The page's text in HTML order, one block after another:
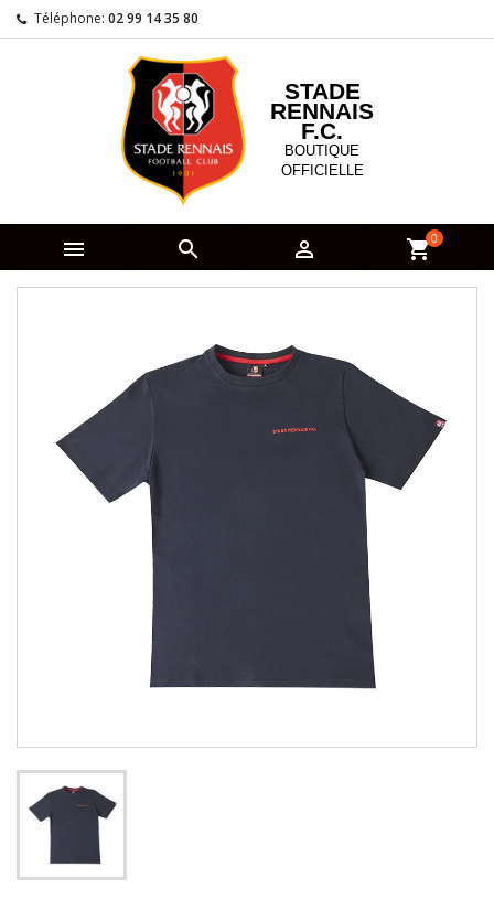
Téléphone: 02 99 14 35 80
STADE
RENNAIS
F.C.
BOUTIQUE
OFFICIELLE
   shopping_cart0